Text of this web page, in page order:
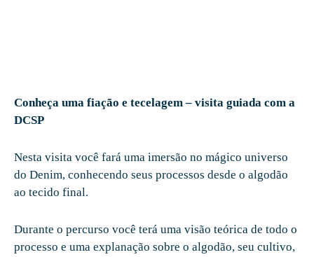
Conheça uma fiação e tecelagem – visita guiada com a
DCSP
Nesta visita você fará uma imersão no mágico universo
do Denim, conhecendo seus processos desde o algodão
ao tecido final.
Durante o percurso você terá uma visão teórica de todo o
processo e uma explanação sobre o algodão, seu cultivo,